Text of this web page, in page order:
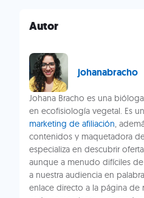
Autor
johanabracho
Johana Bracho es una
en ecofisiología vegetal. Es
marketing de afiliación,
contenidos y maquetadora
especializa en descubrir
aunque a menudo difíciles
a nuestra audiencia en
enlace directo a la página de